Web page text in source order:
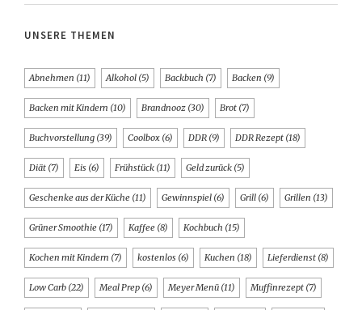
UNSERE THEMEN
Abnehmen (11) Alkohol (5) Backbuch (7) Backen (9)
Backen mit Kindern (10) Brandnooz (30) Brot (7)
Buchvorstellung (39) Coolbox (6) DDR (9) DDR Rezept (18)
Diät (7) Eis (6) Frühstück (11) Geld zurück (5)
Geschenke aus der Küche (11) Gewinnspiel (6) Grill (6) Grillen (13)
Grüner Smoothie (17) Kaffee (8) Kochbuch (15)
Kochen mit Kindern (7) kostenlos (6) Kuchen (18) Lieferdienst (8)
Low Carb (22) Meal Prep (6) Meyer Menü (11) Muffinrezept (7)